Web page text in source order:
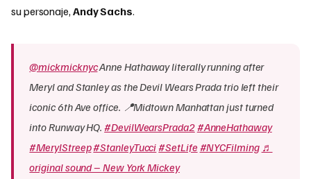
su personaje, Andy Sachs.
@mickmicknycAnne Hathaway literally running after
Meryl and Stanley as the Devil Wears Prada trio left their
iconic 6th Ave office. 📍Midtown Manhattan just turned
into Runway HQ.#DevilWearsPrada2#AnneHathaway
#MerylStreep#StanleyTucci#SetLife #NYCFilming ♬
original sound – New York Mickey